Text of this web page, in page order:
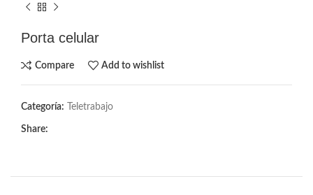
Porta celular
Compare Add to wishlist
Categoría: Teletrabajo
Share: